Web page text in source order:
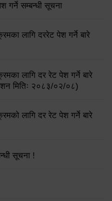
गर्ने सम्बन्धी सूचना
लागि दररेट पेश गर्ने बारे
लागि दर रेट पेश गर्ने बारे
मितिः २०८३/०२/०८)
लागि दर रेट पेश गर्ने बारे
सूचना !